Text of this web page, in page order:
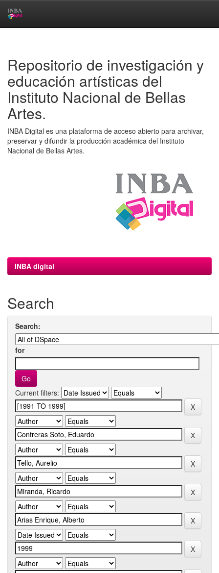
Repositorio de investigación y
educación artísticas del
Instituto Nacional de Bellas
Artes.
INBA Digital es una plataforma de acceso abierto para archivar,
preservar y difundir la producción académica del Instituto
Nacional de Bellas Artes.
INBA digital
Search
Search:
for
Current filters: